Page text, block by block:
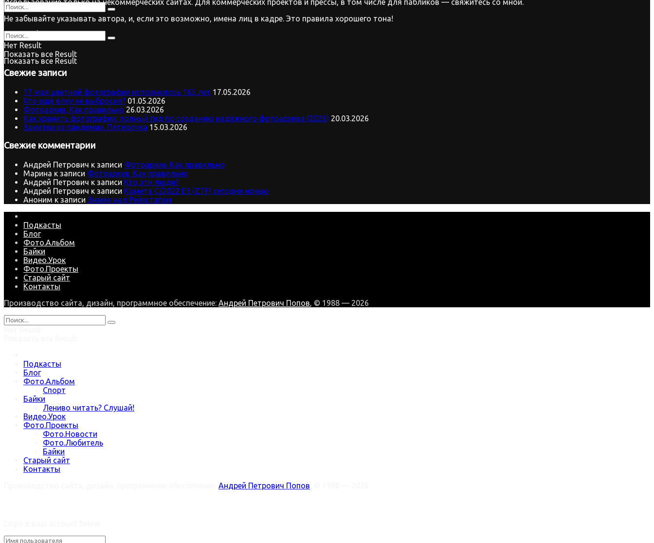
Нет Result
Показать все Result
Использование только на некоммерческих сайтах. Для коммерческих проектов и прессы, в том числе для пабликов — свяжитесь со мной.
Не забывайте указывать автора, и, если это возможно, имена лиц в кадре. Это правила хорошего тона!
Нет Result
Показать все Result
Свежие записи
17 мая цветной фотографии исполнилось 165 лет 17.05.2026
Кто ещё ёлку не выбросил? 01.05.2026
Фотоархив. Как правильно 26.03.2026
Как хранить фотографии: полный гид по созданию надёжного фотоархива (2026) 20.03.2026
Заметки из пандемии. Пятёрочка 15.03.2026
Свежие комментарии
Андрей Петрович к записи Фотоархив. Как правильно
Марина к записи Фотоархив. Как правильно
Андрей Петрович к записи Кто эти люди?
Андрей Петрович к записи Комета C/2022 E3 (ZTF) сегодня ночью
Аноним к записи Знамя над Рейхстагом
Подкасты
Блог
Фото.Альбом
Байки
Видео.Урок
Фото.Проекты
Старый сайт
Контакты
Производство сайта, дизайн, программное обеспечение: Андрей Петрович Попов, © 1988 — 2026
Подкасты
Блог
Фото.Альбом
Спорт
Байки
Лениво читать? Слушай!
Видео.Урок
Фото.Проекты
Фото.Новости
Фото.Любитель
Байки
Старый сайт
Контакты
Андрей Петрович Попов